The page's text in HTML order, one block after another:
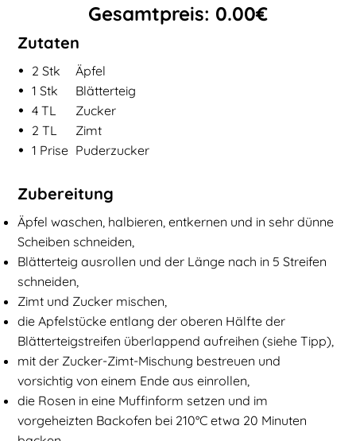
Gesamtpreis: 0.00€
Zutaten
Zutaten fürApfelrosen
• 2 Stk Äpfel
• 1 Stk Blätterteig
• 4 TL Zucker
• 2 TL Zimt
• 1 Prise Puderzucker
Zubereitung
Äpfel waschen, halbieren, entkernen und in sehr dünne
Scheiben schneiden,
Blätterteig ausrollen und der Länge nach in 5 Streifen
schneiden,
Zimt und Zucker mischen,
die Apfelstücke entlang der oberen Hälfte der
Blätterteigstreifen überlappend aufreihen (siehe Tipp),
mit der Zucker-Zimt-Mischung bestreuen und
vorsichtig von einem Ende aus einrollen,
die Rosen in eine Muffinform setzen und im
vorgeheizten Backofen bei 210°C etwa 20 Minuten